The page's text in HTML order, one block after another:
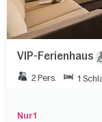
VIP-Ferienhaus
2 Pers. 1
Nur 1